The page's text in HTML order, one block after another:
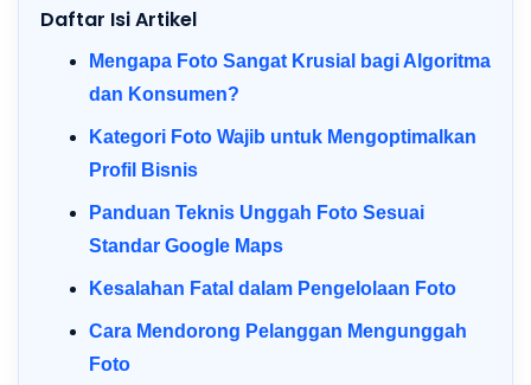
Daftar Isi Artikel
Mengapa Foto Sangat Krusial bagi Algoritma
dan Konsumen?
Kategori Foto Wajib untuk Mengoptimalkan
Profil Bisnis
Panduan Teknis Unggah Foto Sesuai
Standar Google Maps
Kesalahan Fatal dalam Pengelolaan Foto
Cara Mendorong Pelanggan Mengunggah
Foto